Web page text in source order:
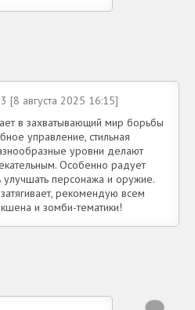
[8 августа 2025 16:15]
в захватывающий мир борьбы
управление, стильная
уровни делают
Особенно радует
улучшать персонажа и оружие.
рекомендую всем
и зомби-тематики!